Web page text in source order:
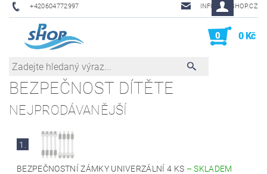
+420604772997 INFO@PHSHOP.CZ
0 0 Kč
BEZPEČNOST DÍTĚTE
NEJPRODÁVANĚJŠÍ
1.
BEZPEČNOSTNÍ ZÁMKY UNIVERZÁLNÍ 4 KS –SKLADEM